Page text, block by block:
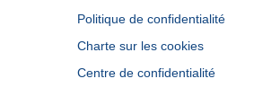
Politique de confidentialité
Charte sur les cookies
Centre de confidentialité